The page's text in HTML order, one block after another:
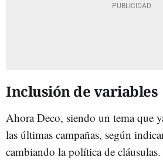
Inclusión de variables
Ahora Deco, siendo un tema que
las últimas campañas, según
cambiando la política de